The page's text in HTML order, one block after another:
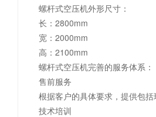
螺杆式空压机外形尺寸：
长：2800mm
宽：2000mm
高：2100mm
螺杆式空压机完善的服务体系：
售前服务
根据客户的具体要求，提供包
技术培训